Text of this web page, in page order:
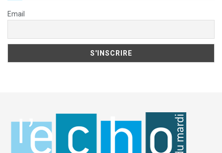
Email